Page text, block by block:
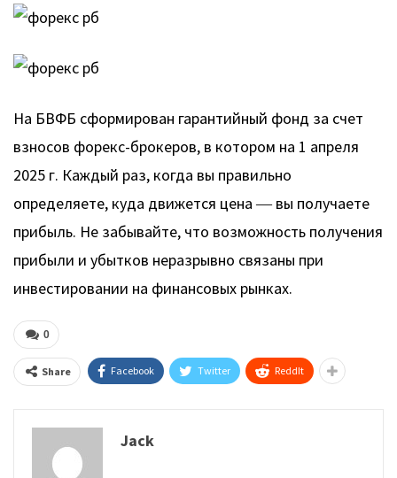
На БВФБ сформирован гарантийный фонд за счет
взносов форекс-брокеров, в котором на 1 апреля
2025 г. Каждый раз, когда вы правильно
определяете, куда движется цена ― вы получаете
прибыль. Не забывайте, что возможность получения
прибыли и убытков неразрывно связаны при
инвестировании на финансовых рынках.
0
Share Facebook Twitter ReddIt
Jack